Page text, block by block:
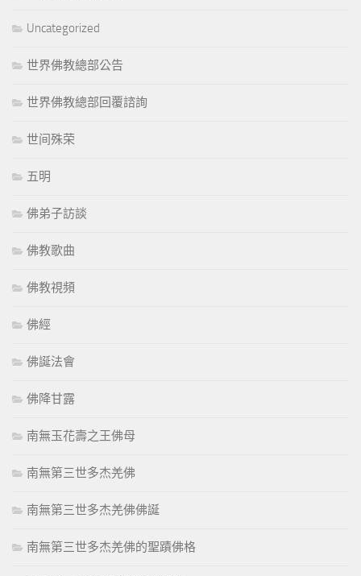
Uncategorized
世界佛教總部公告
世界佛教總部回覆諮詢
世间殊荣
五明
佛弟子訪談
佛教歌曲
佛教視頻
佛經
佛誕法會
佛降甘露
南無玉花壽之王佛母
南無第三世多杰羌佛
南無第三世多杰羌佛佛誕
南無第三世多杰羌佛的聖蹟佛格